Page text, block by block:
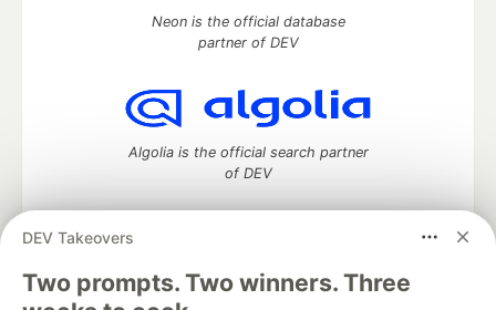
DEV Takeovers
Two prompts. Two winners. Three
Neon is the official database
partner of DEV
Algolia is the official search partner
of DEV
DEV Community— A space to discuss and keep up software
development and manage your software career